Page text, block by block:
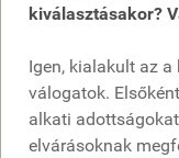
kiválasztásakor?
Igen, kialakult az
válogatok.
alkati
elvárásoknak